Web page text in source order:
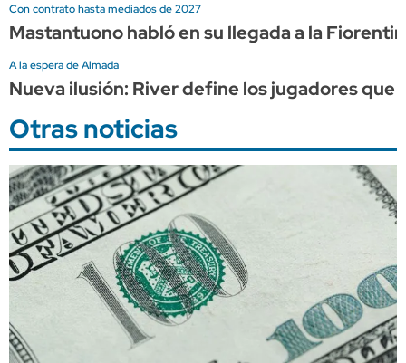
Con contrato hasta mediados de 2027
Mastantuono habló en su llegada a la
A la espera de Almada
Nueva ilusión: River define los jugadores que
Otras noticias